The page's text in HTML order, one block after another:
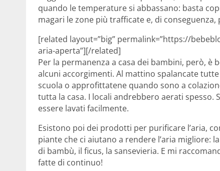
quando le temperature si abbassano: basta
magari le zone più trafficate e, di conseguenza,
[related layout=”big” permalink=”https://
aria-aperta”][/related]
Per la permanenza a casa dei bambini, però, è
alcuni accorgimenti. Al mattino spalancate
scuola o approfittatene quando sono a
tutta la casa. I locali andrebbero aerati
essere lavati facilmente.
Esistono poi dei prodotti per purificare l’aria,
piante che ci aiutano a rendere l’aria migliore:
di bambù, il ficus, la sansevieria. E mi
fatte di continuo!